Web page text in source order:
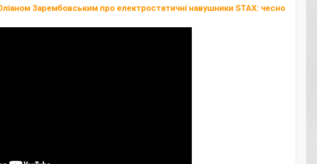
Зарембовським про електростатичні навушники STAX: чесно